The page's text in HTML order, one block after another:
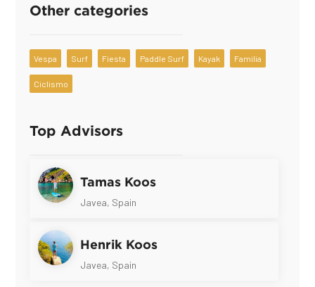
Other categories
Vespa Surf Fiesta Paddle Surf Kayak Familia
Ciclismo
Top Advisors
Tamas Koos
Javea, Spain
Henrik Koos
Javea, Spain